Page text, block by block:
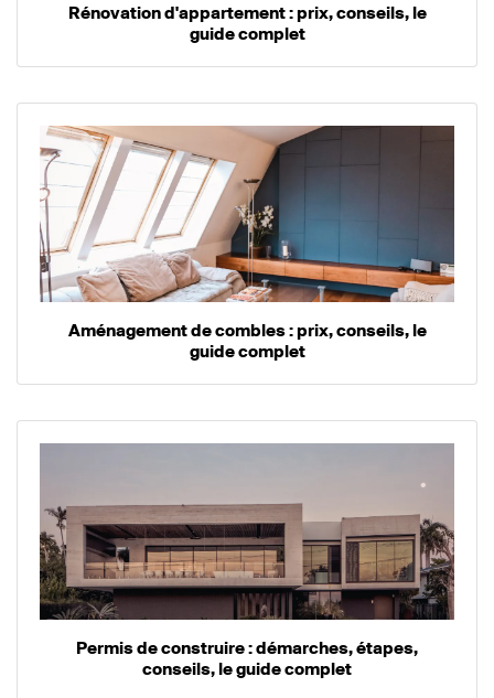
Rénovation d'appartement : prix, conseils, le
guide complet
Aménagement de combles : prix, conseils, le
guide complet
Permis de construire : démarches, étapes,
conseils, le guide complet